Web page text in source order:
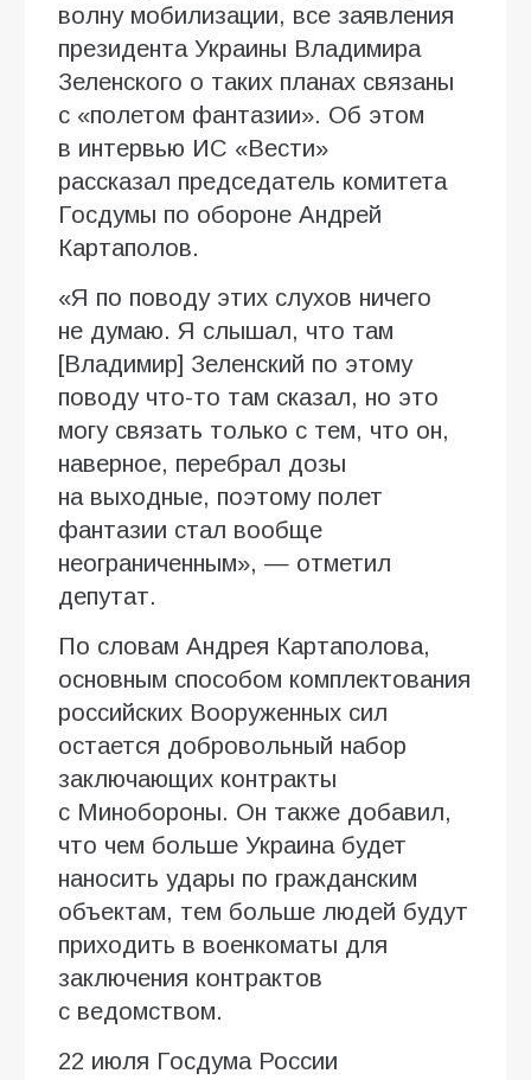
волну мобилизации, все заявления
президента Украины Владимира
Зеленского о таких планах связаны
с «полетом фантазии». Об этом
в интервью ИC «Вести»
рассказал председатель комитета
Госдумы по обороне Андрей
Картаполов.
«Я по поводу этих слухов ничего
не думаю. Я слышал, что там
[Владимир] Зеленский по этому
поводу что-то там сказал, но это
могу связать только с тем, что он,
наверное, перебрал дозы
на выходные, поэтому полет
фантазии стал вообще
неограниченным», — отметил
депутат.
По словам Андрея Картаполова,
основным способом комплектования
российских Вооруженных сил
остается добровольный набор
заключающих контракты
с Минобороны. Он также добавил,
что чем больше Украина будет
наносить удары по гражданским
объектам, тем больше людей будут
приходить в военкоматы для
заключения контрактов
с ведомством.
22 июля Госдума России